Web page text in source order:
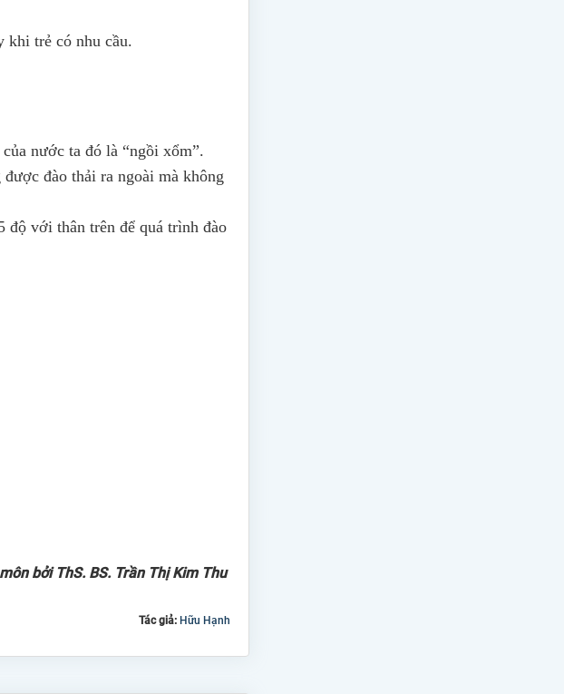
khi trẻ có nhu cầu.
nước ta đó là “ngồi xổm”.
đào thải ra ngoài mà không
độ với thân trên để quá trình đào
bởi ThS. BS. Trần Thị Kim Thu
Tác giả: Hữu Hạnh